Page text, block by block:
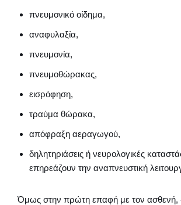
πνευμονικό οίδημα,
αναφυλαξία,
πνευμονία,
πνευμοθώρακας,
εισρόφηση,
τραύμα θώρακα,
απόφραξη αεραγωγού,
δηλητηριάσεις ή νευρολογικές
επηρεάζουν την αναπνευστική
Όμως στην πρώτη επαφή με τον ασθενή,